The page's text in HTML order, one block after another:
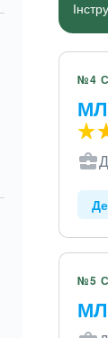
№4
№5